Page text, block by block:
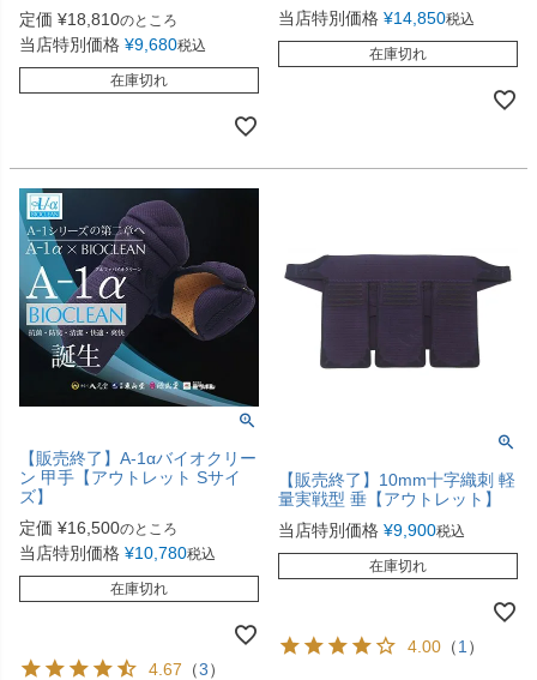
定価 ¥18,810のところ
当店特別価格 ¥9,680税込
在庫切れ
当店特別価格 ¥14,850税込
在庫切れ
【販売終了】A-1αバイオクリー
ン 甲手【アウトレット Sサイ
ズ】
定価 ¥16,500のところ
当店特別価格 ¥10,780税込
在庫切れ
4.67 （3）
【販売終了】10mm十字織刺 軽
量実戦型 垂【アウトレット】
当店特別価格 ¥9,900税込
在庫切れ
4.00 （1）